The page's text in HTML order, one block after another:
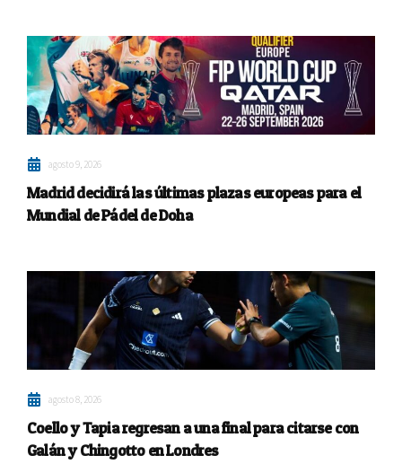
agosto 9, 2026
Madrid decidirá las últimas plazas europeas para el
Mundial de Pádel de Doha
agosto 8, 2026
Coello y Tapia regresan a una final para citarse con
Galán y Chingotto en Londres